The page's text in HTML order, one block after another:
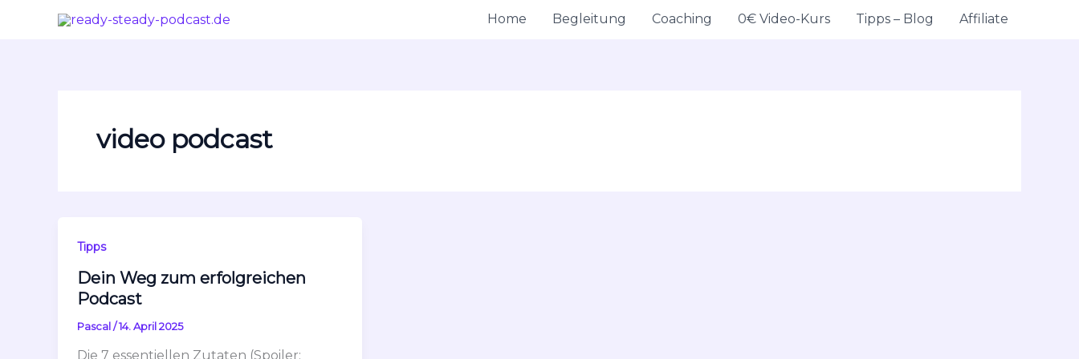
Home Begleitung Coaching 0€ Video-Kurs Tipps – Blog Affiliate
video podcast
Tipps
Dein Weg zum erfolgreichen
Podcast
Pascal/14. April 2025
Die 7 essentiellen Zutaten (Spoiler: